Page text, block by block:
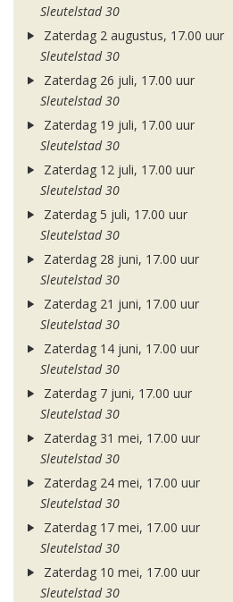
Sleutelstad 30
Zaterdag 2 augustus, 17.00 uur
Sleutelstad 30
Zaterdag 26 juli, 17.00 uur
Sleutelstad 30
Zaterdag 19 juli, 17.00 uur
Sleutelstad 30
Zaterdag 12 juli, 17.00 uur
Sleutelstad 30
Zaterdag 5 juli, 17.00 uur
Sleutelstad 30
Zaterdag 28 juni, 17.00 uur
Sleutelstad 30
Zaterdag 21 juni, 17.00 uur
Sleutelstad 30
Zaterdag 14 juni, 17.00 uur
Sleutelstad 30
Zaterdag 7 juni, 17.00 uur
Sleutelstad 30
Zaterdag 31 mei, 17.00 uur
Sleutelstad 30
Zaterdag 24 mei, 17.00 uur
Sleutelstad 30
Zaterdag 17 mei, 17.00 uur
Sleutelstad 30
Zaterdag 10 mei, 17.00 uur
Sleutelstad 30